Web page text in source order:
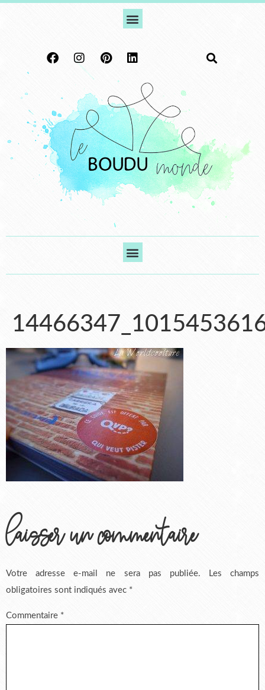
laisser un commentaire
Votre adresse e-mail ne sera pas publiée.
Les champs
obligatoires sont indiqués avec *
Commentaire *